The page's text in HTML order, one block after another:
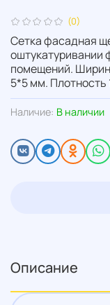
(0)
Наличие: В наличии
Сетка фасадная
оштукатуривании
помещений.
5*5 мм. Плотность
Описание